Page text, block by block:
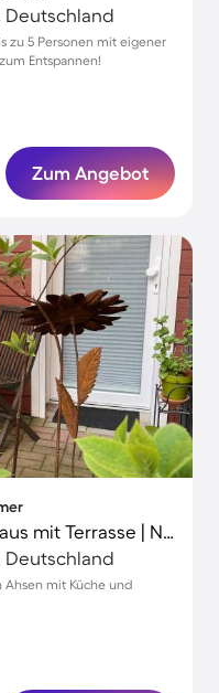
Deutschland
zu 5 Personen mit eigener
Entspannen!
Zum Angebot
Voll ausgestattetes Ferienhaus mit Terrasse | Naturblick | Haustierfreundlich
Deutschland
mit Küche und